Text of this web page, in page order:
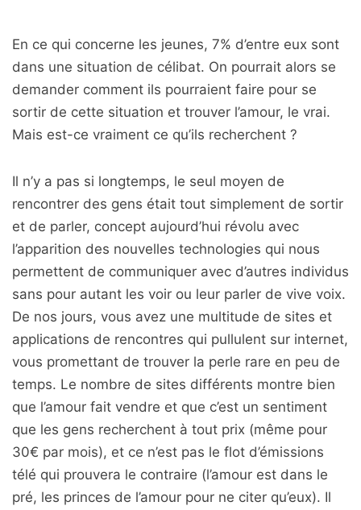
En ce qui concerne les jeunes, 7% d’entre eux sont
dans une situation de célibat. On pourrait alors se
demander comment ils pourraient faire pour se
sortir de cette situation et trouver l’amour, le vrai.
Mais est-ce vraiment ce qu’ils recherchent ?
Il n’y a pas si longtemps, le seul moyen de
rencontrer des gens était tout simplement de sortir
et de parler, concept aujourd’hui révolu avec
l’apparition des nouvelles technologies qui nous
permettent de communiquer avec d’autres individus
sans pour autant les voir ou leur parler de vive voix.
De nos jours, vous avez une multitude de sites et
applications de rencontres qui pullulent sur internet,
vous promettant de trouver la perle rare en peu de
temps. Le nombre de sites différents montre bien
que l’amour fait vendre et que c’est un sentiment
que les gens recherchent à tout prix (même pour
30€ par mois), et ce n’est pas le flot d’émissions
télé qui prouvera le contraire (l’amour est dans le
pré, les princes de l’amour pour ne citer qu’eux). Il